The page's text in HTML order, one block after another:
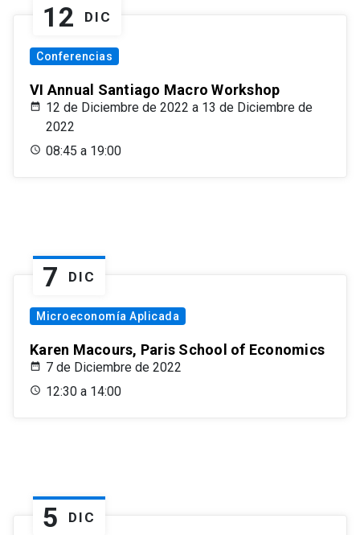
12 DIC
Conferencias
VI Annual Santiago Macro Workshop
12 de Diciembre de 2022 a 13 de Diciembre de
2022
08:45 a 19:00
7 DIC
Microeconomía Aplicada
Karen Macours, Paris School of Economics
7 de Diciembre de 2022
12:30 a 14:00
5 DIC